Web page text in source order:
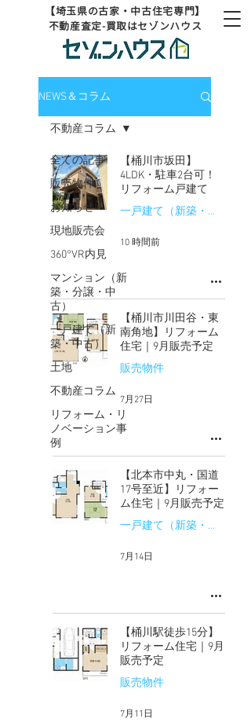
【埼玉県の古家・中古住宅専門】
不動産査定-買取はセゾンハウス
NEWS＆コラム
全ての記事
販売物件
お知らせ
現地販売会
360°VR内見
マンション（新
築・分譲・中
古）
一戸建て（新
築・中古）
土地
不動産コラム
リフォーム・リ
ノベーション事
例
不動産コラム
【桶川市坂田】
4LDK・駐車2台可！
リフォーム戸建て
一戸建て（新築・中古）
10 時間前
【桶川市川田谷・東
南角地】リフォーム
住宅｜9月販売予定
販売物件
7月27日
【北本市中丸・国道
17号至近】リフォー
ム住宅｜9月販売予定
一戸建て（新築・中古）
7月14日
【桶川駅徒歩15分】
リフォーム住宅｜9月
販売予定
販売物件
7月11日